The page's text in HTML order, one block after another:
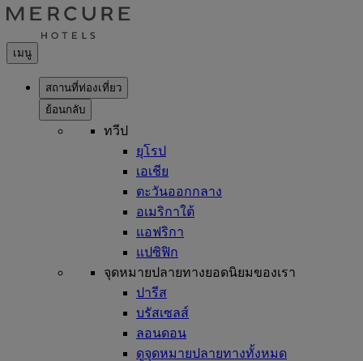
เมนู
สถานที่ท่องเที่ยว
ย้อนกลับ
ทวีป
ยุโรป
เอเชีย
ตะวันออกกลาง
อเมริกาใต้
แอฟริกา
แปซิฟิก
จุดหมายปลายทางยอดนิยมของเรา
ปารีส
บรัสเซลส์
ลอนดอน
ดูจุดหมายปลายทางทั้งหมด